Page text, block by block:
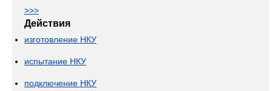
>>>
Действия
изготовление НКУ
испытание НКУ
подключение НКУ